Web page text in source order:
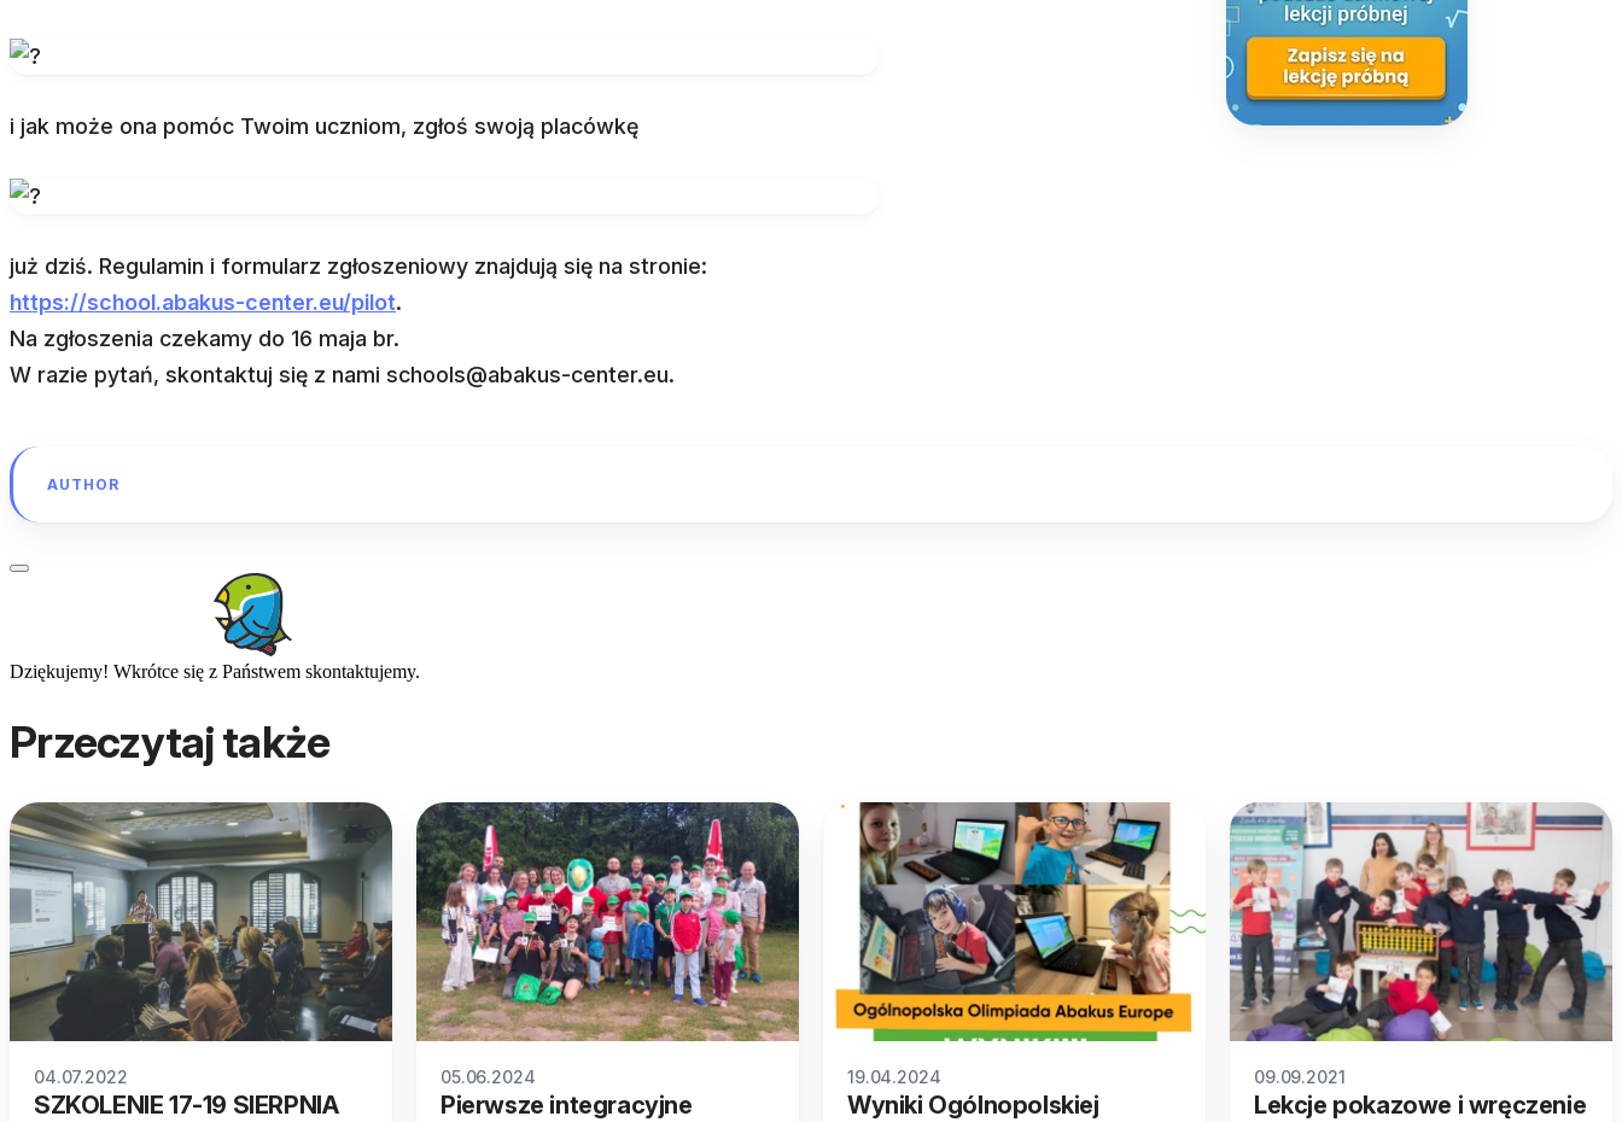
i jak może ona pomóc Twoim uczniom, zgłoś swoją placówkę
już dziś. Regulamin i formularz zgłoszeniowy znajdują się na stronie:
https://school.abakus-center.eu/pilot.
Na zgłoszenia czekamy do 16 maja br.
W razie pytań, skontaktuj się z nami schools@abakus-center.eu.
AUTHOR
Dziękujemy! Wkrótce się z Państwem skontaktujemy.
Przeczytaj także
04.07.2022
SZKOLENIE 17-19 SIERPNIA
05.06.2024
Pierwsze integracyjne
19.04.2024
Wyniki Ogólnopolskiej
09.09.2021
Lekcje pokazowe i wręczenie